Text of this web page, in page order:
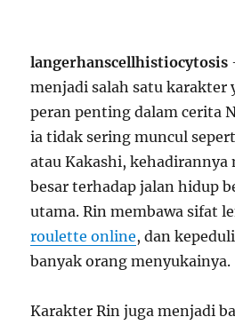
langerhanscellhistiocytosis
menjadi salah satu karakter
peran penting dalam cerita
ia tidak sering muncul
atau Kakashi, kehadirannya
besar terhadap jalan hidup
utama. Rin membawa sifat
roulette online, dan
banyak orang menyukainya.
Karakter Rin juga menjadi